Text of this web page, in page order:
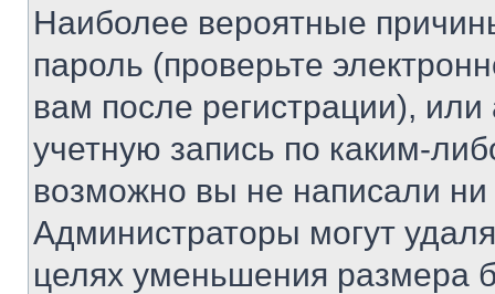
Наиболее вероятные
пароль (проверьте
вам после регистрации),
учетную запись по каким-
возможно вы не написали
Администраторы могут
целях уменьшения размера